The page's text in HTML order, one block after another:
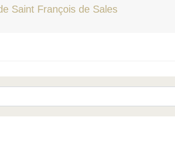
Saint François de Sales